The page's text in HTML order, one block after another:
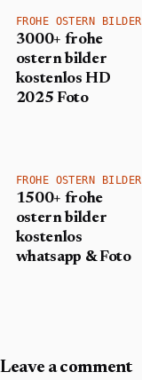
FROHE OSTERN BILDER
3000+ frohe
ostern bilder
kostenlos HD
2025 Foto
FROHE OSTERN BILDER
1500+ frohe
ostern bilder
kostenlos
whatsapp & Foto
Leave a comment